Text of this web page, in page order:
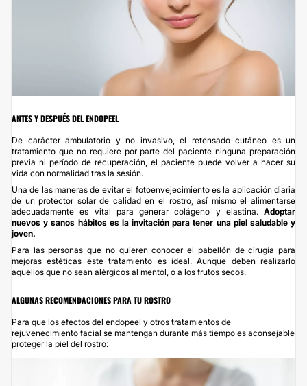
ANTES Y DESPUÉS DEL ENDOPEEL
De carácter ambulatorio y no invasivo, el retensado cutáneo es un
tratamiento que no requiere por parte del paciente ninguna preparación
previa ni período de recuperación, el paciente puede volver a hacer su
vida con normalidad tras la sesión.
Una de las maneras de evitar el fotoenvejecimiento es la aplicación diaria
de un protector solar de calidad en el rostro, así mismo el alimentarse
adecuadamente es vital para generar colágeno y elastina. Adoptar
nuevos y sanos hábitos es la invitación para tener una piel saludable y
joven.
Para las personas que no quieren conocer el pabellón de cirugía para
mejoras estéticas este tratamiento es ideal. Aunque deben realizarlo
aquellos que no sean alérgicos al mentol, o a los frutos secos.
ALGUNAS RECOMENDACIONES PARA TU ROSTRO
Para que los efectos del endopeel y otros tratamientos de
rejuvenecimiento facial se mantengan durante más tiempo es aconsejable
proteger la piel del rostro: